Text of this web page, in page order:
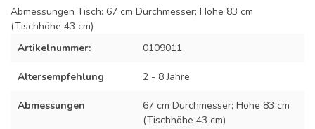
Abmessungen Tisch: 67 cm Durchmesser; Höhe 83 cm
(Tischhöhe 43 cm)
Artikelnummer:
0109011
Altersempfehlung 2 - 8 Jahre
Abmessungen
67 cm Durchmesser; Höhe 83 cm
(Tischhöhe 43 cm)